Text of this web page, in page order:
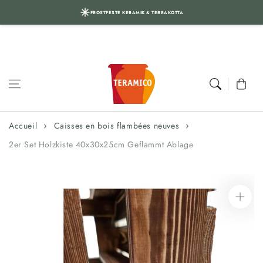
FROSTFESTE KERAMIK & TERRAKOTTA
Aller au
Panier
Accueil
Caisses en bois flambées neuves
2er Set Holzkiste 40x30x25cm Geflammt Ablage
informations
sur le produit